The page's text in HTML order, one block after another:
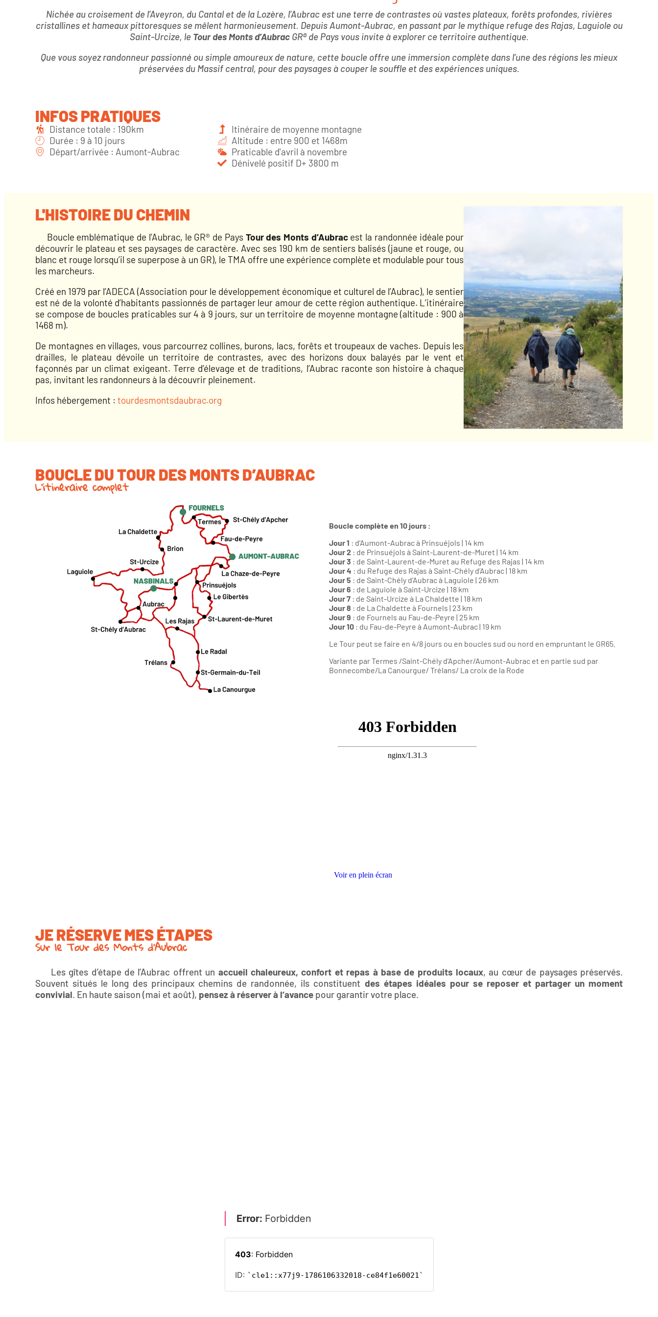
Nichée au croisement de l’Aveyron, du Cantal et de la Lozère, l’Aubrac est une terre de contrastes où vastes plateaux, forêts profondes, rivières
cristallines et hameaux pittoresques se mêlent harmonieusement. Depuis Aumont-Aubrac, en passant par le mythique refuge des Rajas, Laguiole ou
Saint-Urcize, le Tour des Monts d’AubracGR® de Pays vous invite à explorer ce territoire authentique.
Que vous soyez randonneur passionné ou simple amoureux de nature, cette boucle offre une immersion complète dans l’une des régions les mieux
préservées du Massif central, pour des paysages à couper le souffle et des expériences uniques.
INFOS PRATIQUES
Distance totale : 190km
Durée : 9 à 10 jours
Départ/arrivée : Aumont-Aubrac
Itinéraire de moyenne montagne
Altitude : entre 900 et 1468m
Praticable d'avril à novembre
Dénivelé positif D+ 3800 m
L'HISTOIRE DU CHEMIN
Boucle emblématique de l’Aubrac, le GR® de Pays Tour des Monts d’Aubracest la randonnée idéale pour
découvrir le plateau et ses paysages de caractère. Avec ses 190 km de sentiers balisés (jaune et rouge, ou
blanc et rouge lorsqu’il se superpose à un GR), le TMA offre une expérience complète et modulable pour tous
les marcheurs.
Créé en 1979 par l’ADECA (Association pour le développement économique et culturel de l’Aubrac), le sentier
est né de la volonté d’habitants passionnés de partager leur amour de cette région authentique. L’itinéraire
se compose de boucles praticables sur 4 à 9 jours, sur un territoire de moyenne montagne (altitude : 900 à
1468 m).
De montagnes en villages, vous parcourrez collines, burons, lacs, forêts et troupeaux de vaches. Depuis les
drailles, le plateau dévoile un territoire de contrastes, avec des horizons doux balayés par le vent et
façonnés par un climat exigeant. Terre d’élevage et de traditions, l’Aubrac raconte son histoire à chaque
pas, invitant les randonneurs à la découvrir pleinement.
Infos hébergement : tourdesmontsdaubrac.org
BOUCLE DU TOUR DES MONTS D’AUBRAC
L'itinéraire complet
Boucle complète en 10 jours :
Jour 1 : d’Aumont-Aubrac à Prinsuéjols | 14 km
Jour 2 : de Prinsuéjols à Saint-Laurent-de-Muret | 14 km
Jour 3 : de Saint-Laurent-de-Muret au Refuge des Rajas | 14 km
Jour 4 : du Refuge des Rajas à Saint-Chély d’Aubrac | 18 km
Jour 5 : de Saint-Chély d’Aubrac à Laguiole | 26 km
Jour 6 : de Laguiole à Saint-Urcize | 18 km
Jour 7 : de Saint-Urcize à La Chaldette | 18 km
Jour 8 : de La Chaldette à Fournels | 23 km
Jour 9 : de Fournels au Fau-de-Peyre | 25 km
Jour 10 : du Fau-de-Peyre à Aumont-Aubrac | 19 km
Le Tour peut se faire en 4/8 jours ou en boucles sud ou nord en empruntant le GR65.
Variante par Termes /Saint-Chély d’Apcher/Aumont-Aubrac et en partie sud par
Bonnecombe/La Canourgue/ Trélans/ La croix de la Rode
Voir en plein écran
JE RÉSERVE MES ÉTAPES
Sur le Tour des Monts d'Aubrac
Les gîtes d’étape de l’Aubrac offrent un accueil chaleureux, confort et repas à base de produits locaux, au cœur de paysages préservés.
Souvent situés le long des principaux chemins de randonnée, ils constituent des étapes idéales pour se reposer et partager un moment
convivial. En haute saison (mai et août), pensez à réserver à l’avance pour garantir votre place.